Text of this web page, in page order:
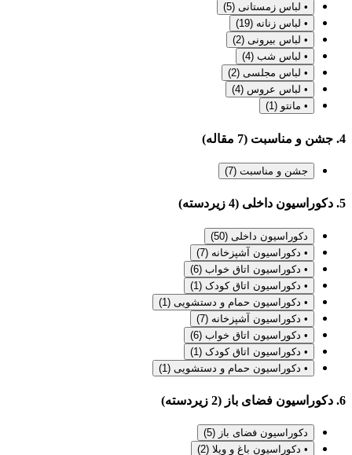
• لباس زمستانی (5)
• لباس زنانه (19)
• لباس بیرونی (2)
• لباس شب (4)
• لباس مجلسی (2)
• لباس عروس (4)
• مانتو (1)
4. جشن و مناسبت (7 مقاله)
جشن و مناسبت (7)
5. دکوراسیون داخلی (4 زیردسته)
دکوراسیون داخلی (50)
• دکوراسیون آشپزخانه (7)
• دکوراسیون اتاق خواب (6)
• دکوراسیون اتاق کودک (1)
• دکوراسیون حمام و دستشویی (1)
• دکوراسیون آشپزخانه (7)
• دکوراسیون اتاق خواب (6)
• دکوراسیون اتاق کودک (1)
• دکوراسیون حمام و دستشویی (1)
6. دکوراسیون فضای باز (2 زیردسته)
دکوراسیون فضای باز (5)
• دکوراسیون باغ و ویلا (2)